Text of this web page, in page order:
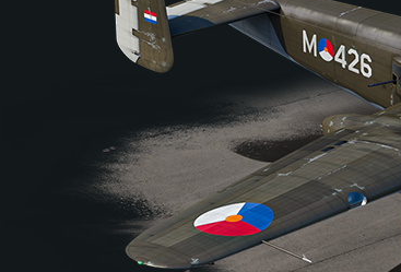
Dans le jeu, le WZ-141-1 sera un
puissantes et idéal pour se cacher